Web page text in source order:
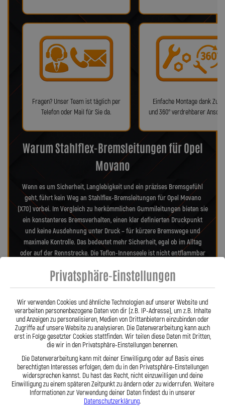
Fragen? Unser Team ist täglich per
Telefon oder Mail für Sie da.
Einfache Montage dank
und 360° verdrehbarer
Warum Stahlflex-Bremsleitungen für Opel
Movano
Wenn es um Sicherheit, Langlebigkeit und ein präzises Bremsgefühl
geht, führt kein Weg an Stahlflex-Bremsleitungen für Opel Movano
(X70) vorbei. Im Vergleich zu herkömmlichen Gummileitungen bieten sie
ein konstanteres Bremsverhalten, einen klar definierten Druckpunkt
und keine Ausdehnung unter Druck – für kürzere Bremswege und
maximale Kontrolle. Das bedeutet mehr Sicherheit, egal ob im Alltag
oder auf der Rennstrecke. Die Teflon-Innenseele ist nicht entflammbar
Leitungen nahezu wartungsfrei und unempfindlich gegenüber äußeren
Einflüssen macht. Es schützt zuverlässig vor Marderbissen, Witterung
und Beschädigungen – ein regelmäßiger Austausch wie bei
Gummileitungen ist nicht mehr nötig. Das spart Kosten und vermittelt
dauerhaft ein sicheres Gefühl beim Fahren. Unsere ausjustierbaren,
verdrehbaren Anschlüsse ermöglichen eine drallfreie und
spannungsfreie Verlegung. Ob Sonderanfertigung oder anbaufertiges
den Stahlflex-Bremsleitungen von Lothar Spiegler Kfz-Leitungen GmbH
entscheiden Sie sich für echte deutsche Qualität, höchste Sicherheit
und ein Produkt, das hält, was es verspricht.
Privatsphäre-Einstellungen
Wir verwenden Cookies und ähnliche Technologien auf unserer Website und
verarbeiten personenbezogene Daten von dir (z.B. IP-Adresse), um z.B. Inhalte
und Anzeigen zu personalisieren, Medien von Drittanbietern einzubinden oder
Zugriffe auf unsere Website zu analysieren. Die Datenverarbeitung kann auch
erst in Folge gesetzter Cookies stattfinden. Wir teilen diese Daten mit Dritten,
die wir in den Privatsphäre-Einstellungen benennen.
Die Datenverarbeitung kann mit deiner Einwilligung oder auf Basis eines
berechtigten Interesses erfolgen, dem du in den Privatsphäre-Einstellungen
widersprechen kannst. Du hast das Recht, nicht einzuwilligen und deine
Einwilligung zu einem späteren Zeitpunkt zu ändern oder zu widerrufen. Weitere
Informationen zur Verwendung deiner Daten findest du in unserer
Datenschutzerklärung.